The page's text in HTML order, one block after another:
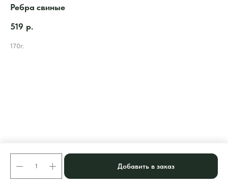
Ребра свиные
519 р.
Добавить в заказ
170г.